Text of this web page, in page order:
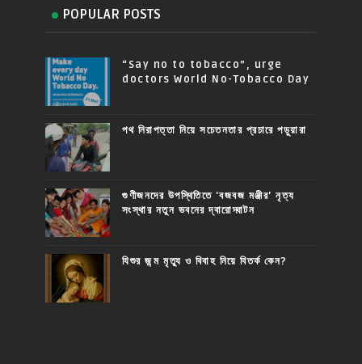
POPULAR POSTS
“Say no to tobacco”, urge
doctors World No-Tobacco Day
পথ নিরাপত্তা নিয়ে সচেতনতার প্রচারে পড়ুয়ারা
গুণীজনদের উপস্থিতিতে 'বজবজ মঞ্জীর' নৃত্য
সংস্থার নতুন ভবনের দ্বারোদ্ঘাটন
যিশুর জন্ম মৃত্যু ও বিবাহ নিয়ে বিতর্ক কেন?